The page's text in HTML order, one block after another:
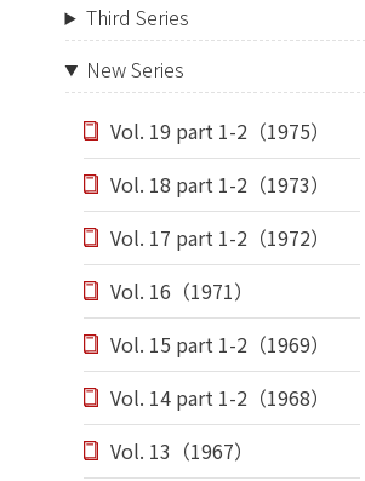
Third Series
New Series
Vol. 19 part 1-2（1975）
Vol. 18 part 1-2（1973）
Vol. 17 part 1-2（1972）
Vol. 16（1971）
Vol. 15 part 1-2（1969）
Vol. 14 part 1-2（1968）
Vol. 13（1967）